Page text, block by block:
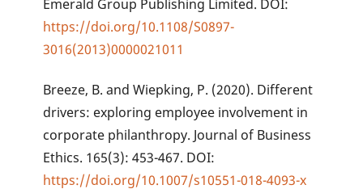
Emerald Group Publishing Limited. DOI:
https://doi.org/10.1108/S0897-
3016(2013)0000021011
Breeze, B. and Wiepking, P. (2020). Different
drivers: exploring employee involvement in
corporate philanthropy. Journal of Business
Ethics. 165(3): 453-467. DOI:
https://doi.org/10.1007/s10551-018-4093-x